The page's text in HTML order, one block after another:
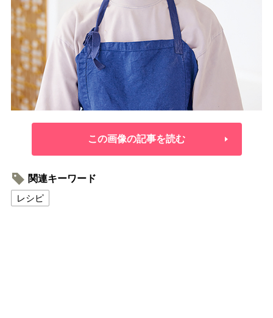
この画像の記事を読む
関連キーワード
レシピ